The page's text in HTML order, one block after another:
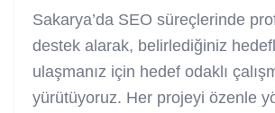
Sakarya’da SEO süreçlerinde
destek alarak, belirlediğiniz
ulaşmanız için hedef odaklı
yürütüyoruz. Her projeyi özenle